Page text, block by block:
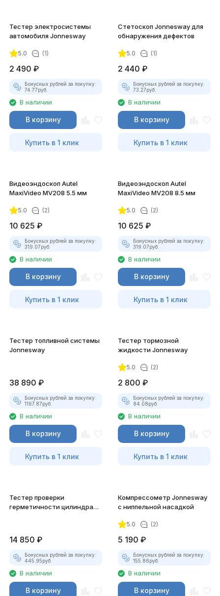
Тестер электросистемы
автомобиля Jonnesway
5.0 (1)
2 490 ₽
Бонусных рублей за покупку:
74.77руб.
В наличии
В корзину
Купить в 1 клик
Стетоскоп Jonnesway для
обнаружения дефектов
5.0 (1)
2 440 ₽
Бонусных рублей за покупку:
73.27руб.
В наличии
В корзину
Купить в 1 клик
Видеоэндоскоп Autel
MaxiVideo MV208 5.5 мм
5.0 (2)
10 625 ₽
Бонусных рублей за покупку:
319.07руб.
В наличии
В корзину
Купить в 1 клик
Видеоэндоскоп Autel
MaxiVideo MV208 8.5 мм
5.0 (2)
10 625 ₽
Бонусных рублей за покупку:
319.07руб.
В наличии
В корзину
Купить в 1 клик
Тестер топливной системы
Jonnesway
38 890 ₽
Бонусных рублей за покупку:
1167.87руб.
В наличии
В корзину
Купить в 1 клик
Тестер тормозной
жидкости Jonnesway
5.0 (2)
2 800 ₽
Бонусных рублей за покупку:
84.08руб.
В наличии
В корзину
Купить в 1 клик
Тестер проверки
герметичности цилиндра
14 850 ₽
Бонусных рублей за покупку:
445.95руб.
В наличии
В корзину
Компрессометр Jonnesway
с ниппельной насадкой
5.0 (2)
5 190 ₽
Бонусных рублей за покупку:
155.86руб.
В наличии
В корзину